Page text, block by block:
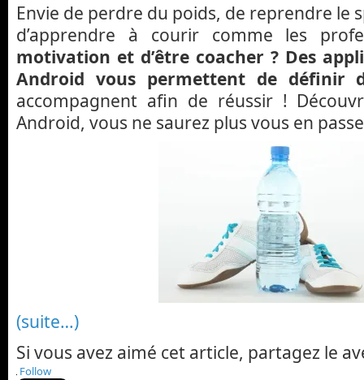
Minceur
Envie de perdre du poids, de reprendre le
d’apprendre à courir comme les
motivation et d’être coacher ? Des
Android vous permettent de définir
accompagnent afin de réussir !
Android, vous ne saurez plus vous en
(suite…)
Si vous avez aimé cet article, partagez le
Follow